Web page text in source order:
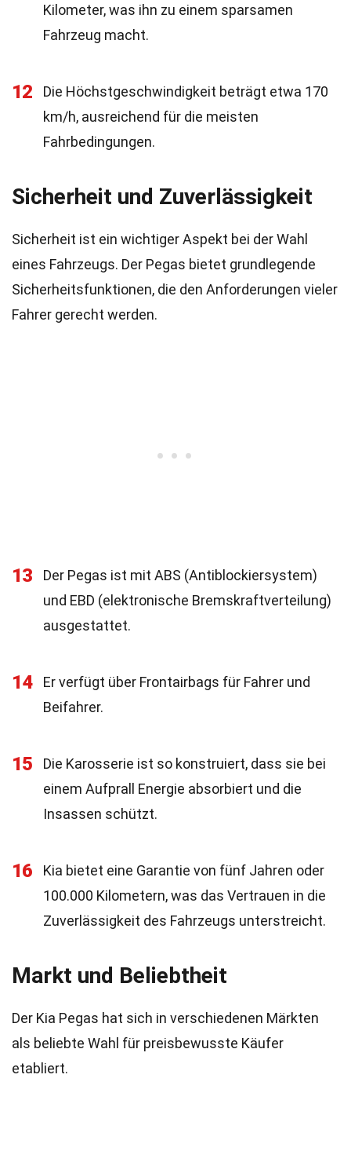
Kilometer, was ihn zu einem sparsamen
Fahrzeug macht.
12
Die Höchstgeschwindigkeit beträgt etwa 170
km/h, ausreichend für die meisten
Fahrbedingungen.
Sicherheit und Zuverlässigkeit
Sicherheit ist ein wichtiger Aspekt bei der Wahl
eines Fahrzeugs. Der Pegas bietet grundlegende
Sicherheitsfunktionen, die den Anforderungen vieler
Fahrer gerecht werden.
13
Der Pegas ist mit ABS (Antiblockiersystem)
und EBD (elektronische Bremskraftverteilung)
ausgestattet.
14
Er verfügt über Frontairbags für Fahrer und
Beifahrer.
15
Die Karosserie ist so konstruiert, dass sie bei
einem Aufprall Energie absorbiert und die
Insassen schützt.
16
Kia bietet eine Garantie von fünf Jahren oder
100.000 Kilometern, was das Vertrauen in die
Zuverlässigkeit des Fahrzeugs unterstreicht.
Markt und Beliebtheit
Der Kia Pegas hat sich in verschiedenen Märkten
als beliebte Wahl für preisbewusste Käufer
etabliert.